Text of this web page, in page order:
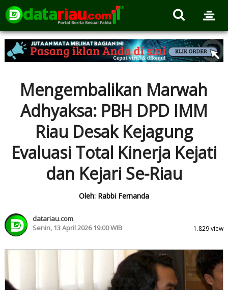
Mengembalikan Marwah
Adhyaksa: PBH DPD IMM
Riau Desak Kejagung
Evaluasi Total Kinerja Kejati
dan Kejari Se-Riau
Oleh: Rabbi Fernanda
datariau.com
Senin, 13 April 2026 19:00 WIB
1.829 view